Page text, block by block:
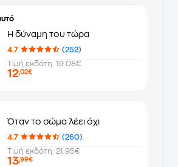
Η δύναμη του τώρα
4.7
(252)
Τιμή εκδότη: 19.08€
12,02€
Όταν το σώμα λέει όχι
4.7
(260)
Τιμή εκδότη: 21.95€
13,99€